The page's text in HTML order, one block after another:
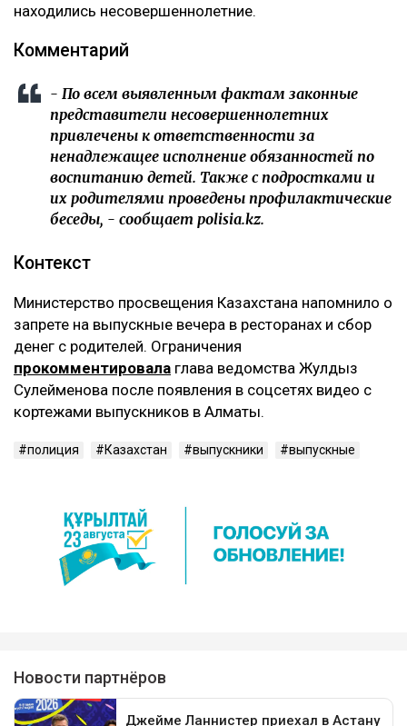
находились несовершеннолетние.
Комментарий
- По всем выявленным фактам законные
представители несовершеннолетних
привлечены к ответственности за
ненадлежащее исполнение обязанностей по
воспитанию детей. Также с подростками и
их родителями проведены профилактические
беседы, - сообщает polisia.kz.
Контекст
Министерство просвещения Казахстана напомнило о
запрете на выпускные вечера в ресторанах и сбор
денег с родителей. Ограничения
прокомментировала глава ведомства Жулдыз
Сулейменова после появления в соцсетях видео с
кортежами выпускников в Алматы.
полиция Казахстан выпускники выпускные